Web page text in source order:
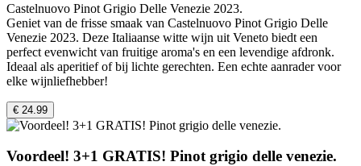
Castelnuovo Pinot Grigio Delle Venezie 2023.
Geniet van de frisse smaak van Castelnuovo Pinot Grigio Delle
Venezie 2023. Deze Italiaanse witte wijn uit Veneto biedt een
perfect evenwicht van fruitige aroma's en een levendige afdronk.
Ideaal als aperitief of bij lichte gerechten. Een echte aanrader voor
elke wijnliefhebber!
€ 24.99
Voordeel! 3+1 GRATIS! Pinot grigio delle venezie.